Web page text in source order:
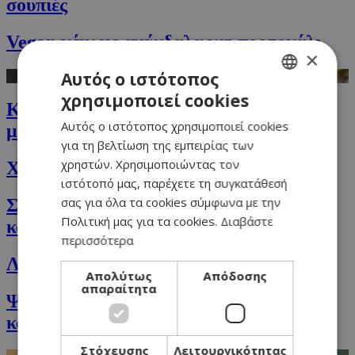
σουπιές
Vegan κέικ με αμύγδαλα και πορτοκάλι
Κοτόπουλο με φιστίκια και πικάντικο
μάνγκο
Χαλουμωτή
Σάντουιτς με ζαμπόν, τυρί, μπέικον,
καραμελωμένα κρεμμύδια και ανανά
Λαβράκι σεβίτσε (ορεκτικό για μπουφέ)
Ψητό Brioche (μπριός) με ζαμπόν, τυρί
και μανιτάρια
ENGLISH
×
Αυτός ο ιστότοπος
χρησιμοποιεί cookies
Αυτός ο ιστότοπος χρησιμοποιεί cookies
για τη βελτίωση της εμπειρίας των
χρηστών. Χρησιμοποιώντας τον
ιστότοπό μας, παρέχετε τη συγκατάθεσή
σας για όλα τα cookies σύμφωνα με την
Πολιτική μας για τα cookies. Διαβάστε
περισσότερα
Απολύτως
απαραίτητα
Απόδοσης
Στόχευσης Λειτουργικότητας